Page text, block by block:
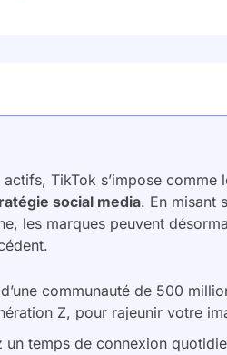
actifs, TikTok s’impose comme
social media. En misant
les marques peuvent
communauté de 500
Z, pour rajeunir votre
un temps de connexion